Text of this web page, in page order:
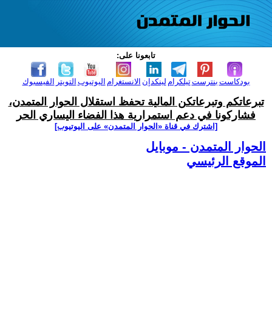
تابعونا على:
الفيسبوك التويتر اليوتيوب الانستغرام لينكدإن تيلكرامبنترست بودكاست
تبرعاتكم وتبرعاتكن المالية تحفظ استقلال الحوار المتمدن،
فشاركونا في دعم استمرارية هذا الفضاء اليساري الحر
[اشترك في قناة ‫«الحوار المتمدن» على اليوتيوب]
الحوار المتمدن - موبايل
الموقع الرئيسي